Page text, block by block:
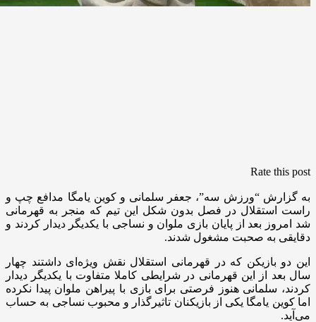
Rate this post
به گزارش “ورزش سه”، جعفر سلمانی و کوین یامگا مدافع چپ و
راست استقلال در فصل بدون شکل این تیم که منجر به قهرمانی
شد امروز بعد از پایان بازی ملوان و نساجی با یکدیگر دیدار کردند و
دقایقی به صحبت مشغول شدند.
این دو بازیکن که در قهرمانی استقلال نقش ویژه‌ای داشتند چهار
سال بعد از این قهرمانی در شرایطی کاملا متفاوت با یکدیگر دیدار
کردند، سلمانی هنوز فرصتی برای بازی با پیراهن ملوان پیدا نکرده
اما کوین یامگا یکی از بازیکنان تاثیرگذار و محبوب نساجی به حساب
می‌آید.